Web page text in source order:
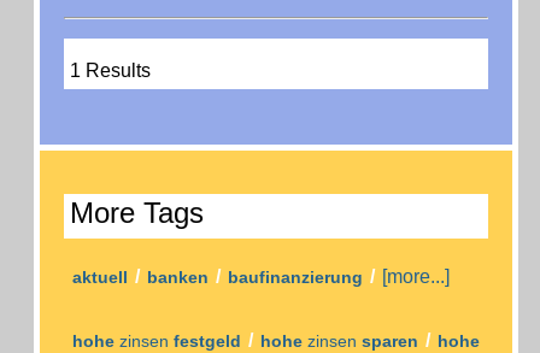
1 Results
More Tags
aktuell / banken / baufinanzierung / [more...]
hohe zinsen festgeld / hohe zinsen sparen / hohe